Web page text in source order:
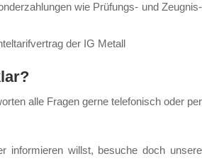
wie Prü­fungs- und Zeug­nis­
der IG Me­tall
al­le Fra­gen ger­ne te­le­fo­nisch oder per
in­for­mie­ren willst, be­su­che doch un­se­re